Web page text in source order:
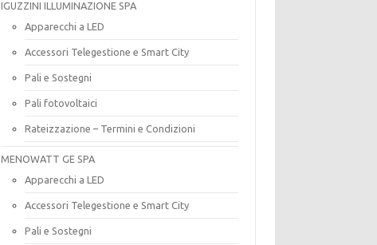
IGUZZINI ILLUMINAZIONE SPA
Apparecchi a LED
Accessori Telegestione e Smart City
Pali e Sostegni
Pali fotovoltaici
Rateizzazione – Termini e Condizioni
MENOWATT GE SPA
Apparecchi a LED
Accessori Telegestione e Smart City
Pali e Sostegni